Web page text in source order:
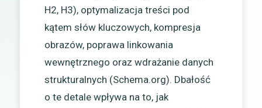
H2, H3), optymalizacja treści pod
kątem słów kluczowych, kompresja
obrazów, poprawa linkowania
wewnętrznego oraz wdrażanie danych
strukturalnych (Schema.org). Dbałość
o te detale wpływa na to, jak